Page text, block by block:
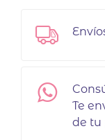
Te
de tu